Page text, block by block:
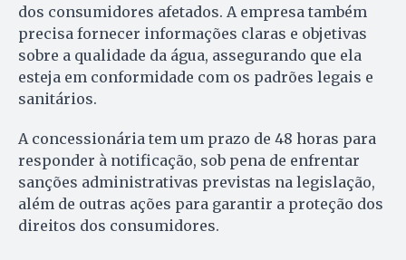
dos consumidores afetados. A empresa também
precisa fornecer informações claras e objetivas
sobre a qualidade da água, assegurando que ela
esteja em conformidade com os padrões legais e
sanitários.
A concessionária tem um prazo de 48 horas para
responder à notificação, sob pena de enfrentar
sanções administrativas previstas na legislação,
além de outras ações para garantir a proteção dos
direitos dos consumidores.